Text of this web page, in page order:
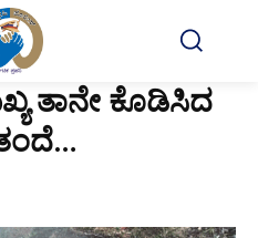
ತಾನೇ ಕೊಡಿಸಿದ